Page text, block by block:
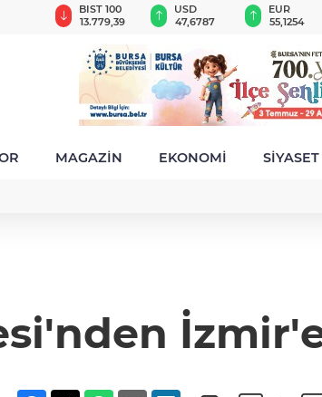
BIST 100
13.779,39
USD
47,6787
EUR
55,1254
MAGAZİN EKONOMİ SİYASET